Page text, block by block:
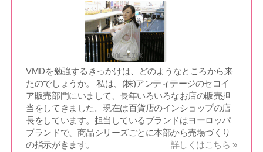
VMDを勉強するきっかけは、どのようなところから来
たのでしょうか。 私は、(株)アンティテージのセコイ
ア販売部門にいまして、長年いろいろなお店の販売担
当をしてきました。現在は百貨店のインショップの店
長をしています。担当しているブランドはヨーロッパ
ブランドで、商品シリーズごとに本部から売場づくり
の指示がきます。
詳しくはこちら »